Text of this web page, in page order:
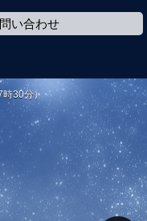
い合わせ
30分）